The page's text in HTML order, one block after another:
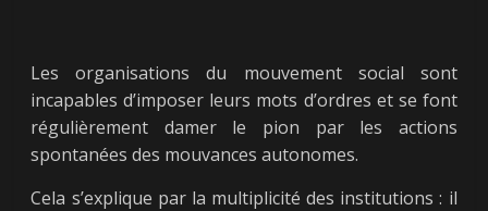
Les organisations du mouvement social sont
incapables d’imposer leurs mots d’ordres et se font
régulièrement damer le pion par les actions
spontanées des mouvances autonomes.
Cela s’explique par la multiplicité des institutions : il